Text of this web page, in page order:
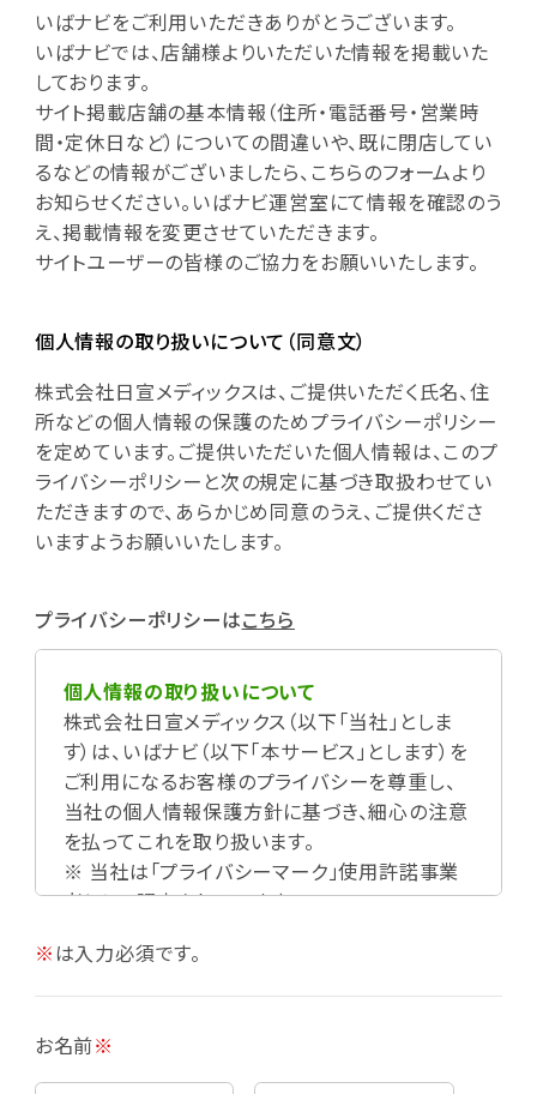
いばナビをご利用いただきありがとうございます。
いばナビでは、店舗様よりいただいた情報を掲載いた
しております。
サイト掲載店舗の基本情報（住所・電話番号・営業時
間・定休日など）についての間違いや、既に閉店してい
るなどの情報がございましたら、こちらのフォームより
お知らせください。いばナビ運営室にて情報を確認のう
え、掲載情報を変更させていただきます。
サイトユーザーの皆様のご協力をお願いいたします。
個人情報の取り扱いについて（同意文）
株式会社日宣メディックスは、ご提供いただく氏名、住
所などの個人情報の保護のためプライバシーポリシー
を定めています。ご提供いただいた個人情報は、このプ
ライバシーポリシーと次の規定に基づき取扱わせてい
ただきますので、あらかじめ同意のうえ、ご提供くださ
いますようお願いいたします。
プライバシーポリシーはこちら
個人情報の取り扱いについて
株式会社日宣メディックス（以下「当社」としま
す）は、いばナビ（以下「本サービス」とします）を
ご利用になるお客様のプライバシーを尊重し、
当社の個人情報保護方針に基づき、細心の注意
を払ってこれを取り扱います。
※ 当社は「プライバシーマーク」使用許諾事業
者として認定されています。
※は入力必須です。
お名前※